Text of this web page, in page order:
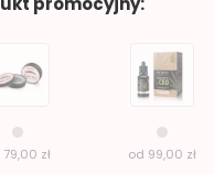
79,00 zł od 99,00 zł